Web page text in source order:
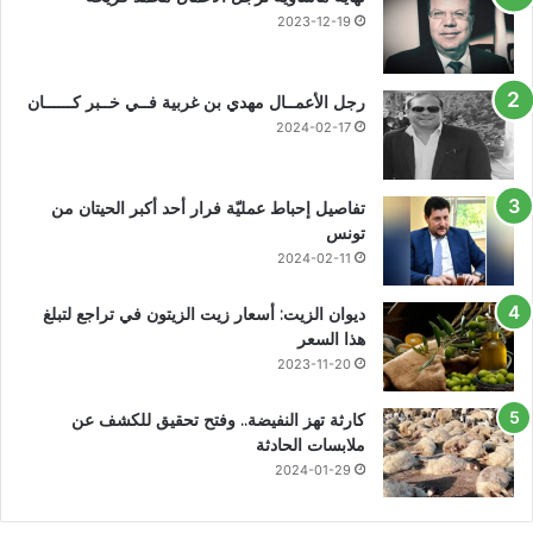
2023-12-19
رجل الأعمــال مهدي بن غربية فــي خــبر كــــــان
2024-02-17
تفاصيل إحباط عمليّة فرار أحد أكبر الحيتان من
تونس
2024-02-11
ديوان الزيت: أسعار زيت الزيتون في تراجع لتبلغ
هذا السعر
2023-11-20
كارثة تهز النفيضة.. وفتح تحقيق للكشف عن
ملابسات الحادثة
2024-01-29